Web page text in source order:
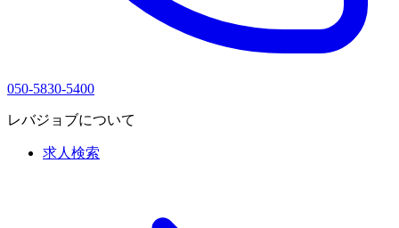
050-5830-5400
レバジョブについて
求人検索